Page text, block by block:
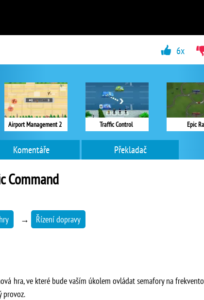
Airport Management 2 Traffic Control Epic
6x
Komentáře Překladač
Command
→ Řízení dopravy
hra, ve které bude vaším úkolem ovládat semafory na
provoz.